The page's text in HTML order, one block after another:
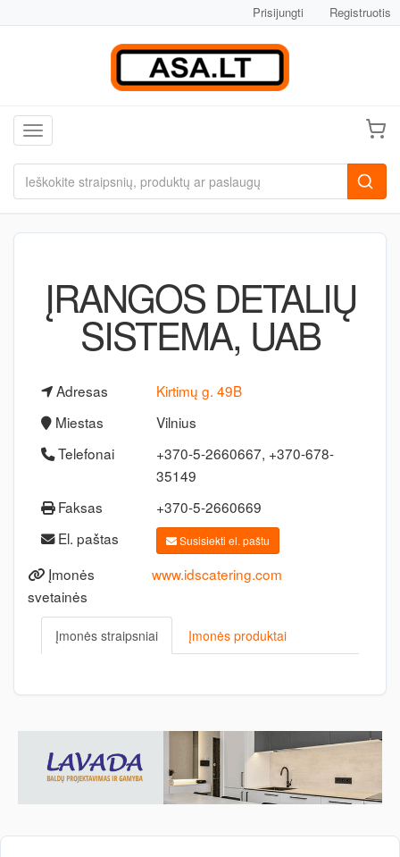
Prisijungti Registruotis
Toggle navigation
ĮRANGOS DETALIŲ
SISTEMA, UAB
Adresas
Kirtimų g. 49B
Miestas
Vilnius
Telefonai
+370-5-2660667, +370-678-
35149
Faksas
+370-5-2660669
El. paštas
Susisiekti el. paštu
Įmonės
svetainės
www.idscatering.com
Įmonės straipsniai Įmonės produktai